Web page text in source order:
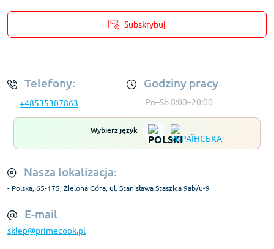
Subskrybuj
Telefony:
+48535307863
Godziny pracy
Pn–Sb 8:00–20:00
Wybierz język
Nasza lokalizacja:
- Polska, 65-175, Zielona Góra, ul. Stanisława Staszica 9ab/u-9
E-mail
sklep@primecook.pl